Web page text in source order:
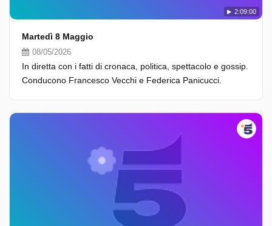
2:09:00
Martedì 8 Maggio
08/05/2026
In diretta con i fatti di cronaca, politica, spettacolo e gossip.
Conducono Francesco Vecchi e Federica Panicucci.